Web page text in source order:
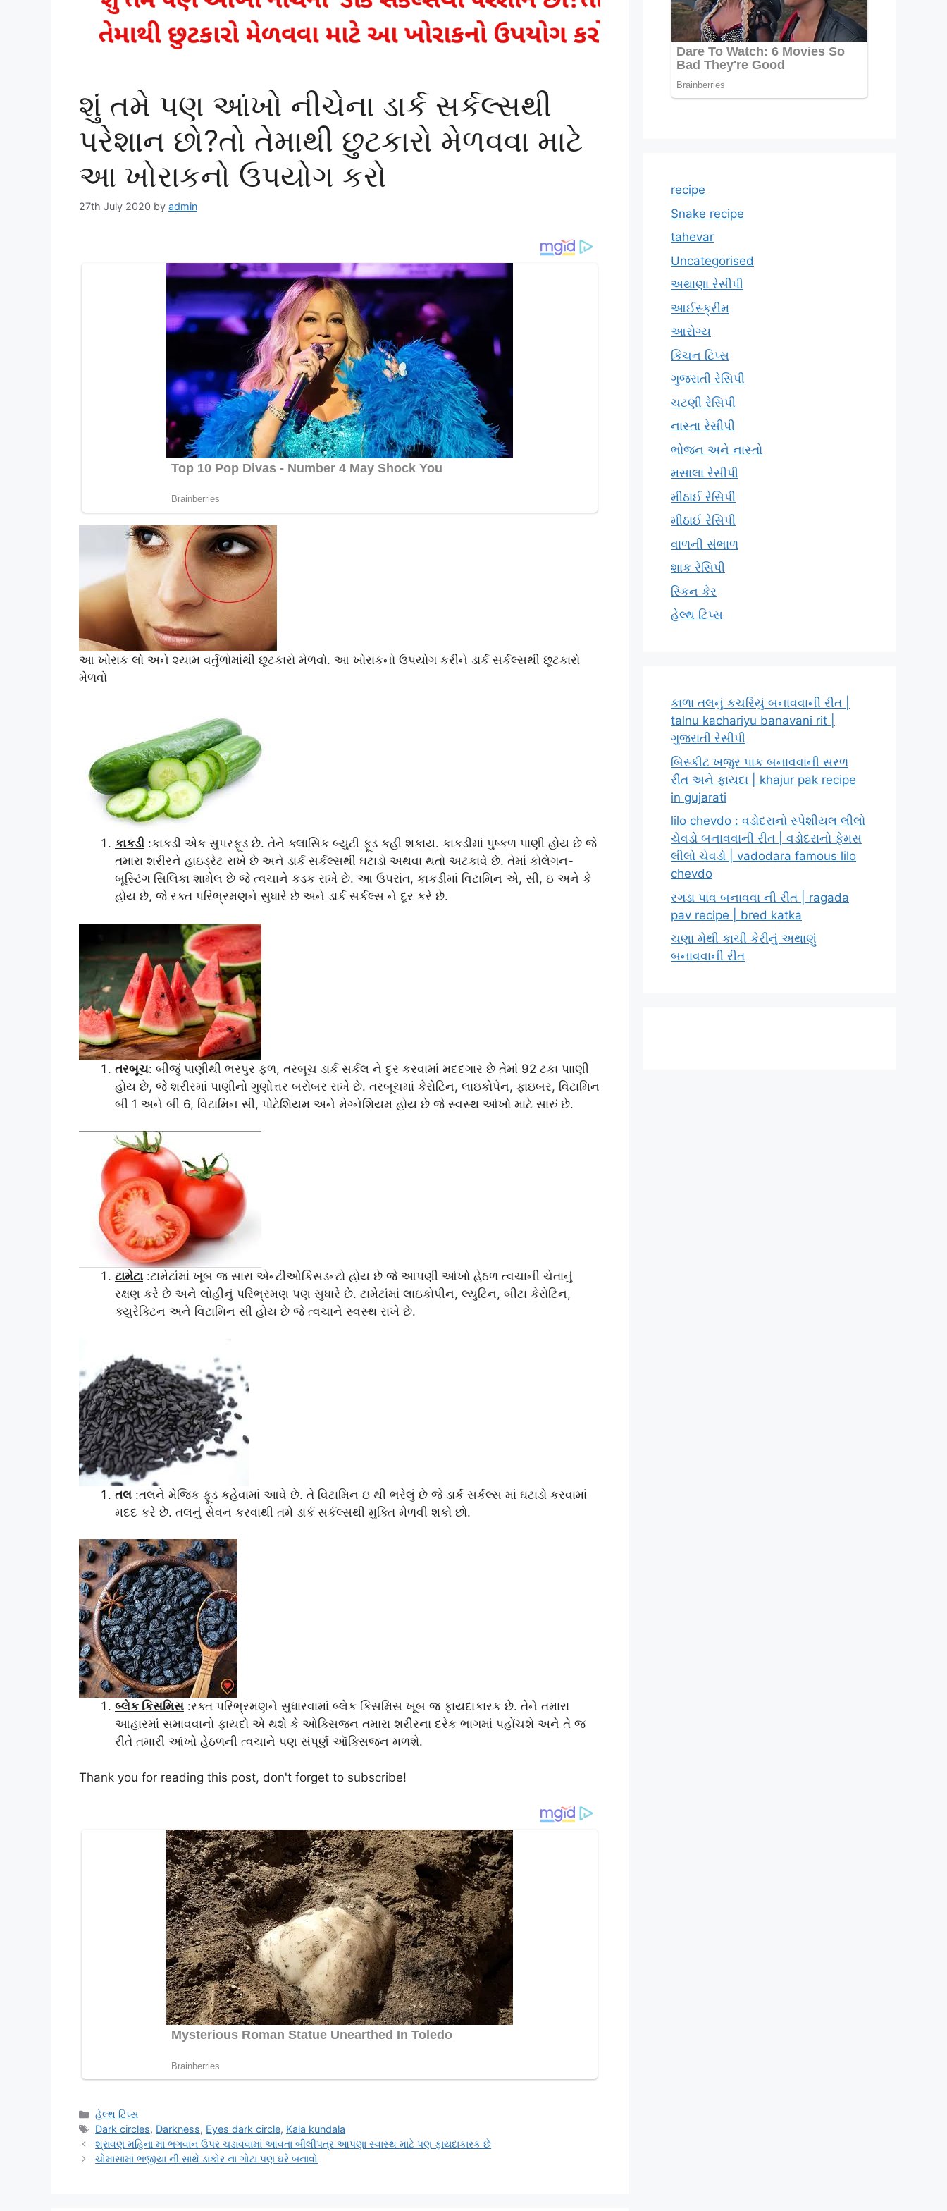
શું તમે પણ આંખો નીચેના ડાર્ક સર્કલ્સથી
પરેશાન છો?તો તેમાથી છુટકારો મેળવવા માટે
આ ખોરાકનો ઉપયોગ કરો
27th July 2020 by admin
આ ખોરાક લો અને શ્યામ વર્તુળોમાંથી છૂટકારો મેળવો. આ ખોરાકનો ઉપયોગ કરીને ડાર્ક સર્કલ્સથી છૂટકારો
મેળવો
કાકડી :કાકડી એક સુપરફૂડ છે. તેને ક્લાસિક બ્યુટી ફૂડ કહી શકાય. કાકડીમાં પુષ્કળ પાણી હોય છે જે
તમારા શરીરને હાઇડ્રેટ રાખે છે અને ડાર્ક સર્કલ્સથી ઘટાડો અથવા થતો અટકાવે છે. તેમાં કોલેગન-
બૂસ્ટિંગ સિલિકા શામેલ છે જે ત્વચાને કડક રાખે છે. આ ઉપરાંત, કાકડીમાં વિટામિન એ, સી, ઇ અને કે
હોય છે, જે રક્ત પરિભ્રમણને સુધારે છે અને ડાર્ક સર્કલ્સ ને દૂર કરે છે.
તરબૂચ: બીજું પાણીથી ભરપુર ફળ, તરબૂચ ડાર્ક સર્કલ ને દુર કરવામાં મદદગાર છે તેમાં 92 ટકા પાાણી
હોય છે, જે શરીરમાં પાણીનો ગુણોત્તર બરોબર રાખે છે. તરબૂચમાં કેરોટિન, લાઇકોપેન, ફાઇબર, વિટામિન
બી 1 અને બી 6, વિટામિન સી, પોટેશિયમ અને મેગ્નેશિયમ હોય છે જે સ્વસ્થ આંખો માટે સારું છે.
ટામેટા:ટામેટાંમાં ખૂબ જ સારા એન્ટીઓકિસડન્ટો હોય છે જે આપણી આંખો હેઠળ ત્વચાની ચેતાનું
રક્ષણ કરે છે અને લોહીનું પરિભ્રમણ પણ સુધારે છે. ટામેટાંમાં લાઇકોપીન, લ્યુટિન, બીટા કેરોટિન,
ક્યુરેક્ટિન અને વિટામિન સી હોય છે જે ત્વચાને સ્વસ્થ રાખે છે.
તલ :તલને મેજિક ફૂડ કહેવામાં આવે છે. તે વિટામિન ઇ થી ભરેલું છે જે ડાર્ક સર્કલ્સ માં ઘટાડો કરવામાં
મદદ કરે છે. તલનું સેવન કરવાથી તમે ડાર્ક સર્કલ્સથી મુક્તિ મેળવી શકો છો.
બ્લેક કિસમિસ :રક્ત પરિભ્રમણને સુધારવામાં બ્લેક કિસમિસ ખૂબ જ ફાયદાકારક છે. તેને તમારા
આહારમાં સમાવવાનો ફાયદો એ થશે કે ઓક્સિજન તમારા શરીરના દરેક ભાગમાં પહોંચશે અને તે જ
રીતે તમારી આંખો હેઠળની ત્વચાને પણ સંપૂર્ણ ઑક્સિજન મળશે.
Thank you for reading this post, don't forget to subscribe!
Categories
હેલ્થ ટિપ્સ
Tags
Dark circles, Darkness, Eyes dark circle, Kala kundala
શ્રાવણ મહિના માં ભગવાન ઉપર ચડાવવામાં આવતા બીલીપત્ર આપણા સ્વાસ્થ માટે પણ ફાયદાકારક છે
ચોમાસામાં ભજીયા ની સાથે ડાકોર ના ગોટા પણ ઘરે બનાવો
recipe
Snake recipe
tahevar
Uncategorised
અથાણા રેસીપી
આઈસ્ક્રીમ
આરોગ્ય
કિચન ટિપ્સ
ગુજરાતી રેસિપી
ચટણી રેસિપી
નાસ્તા રેસીપી
ભોજન અને નાસ્તો
મસાલા રેસીપી
મીઠાઈ રેસિપી
મીઠાઈ રેસિપી
વાળની સંભાળ
શાક રેસિપી
સ્કિન કેર
હેલ્થ ટિપ્સ
કાળા તલનું કચરિયું બનાવવાની રીત |
talnu kachariyu banavani rit |
ગુજરાતી રેસીપી
બિસ્કીટ ખજુર પાક બનાવવાની સરળ
રીત અને ફાયદા | khajur pak recipe
in gujarati
lilo chevdo : વડોદરાનો સ્પેશીયલ લીલો
ચેવડો બનાવવાની રીત | વડોદરાનો ફેમસ
લીલો ચેવડો | vadodara famous lilo
chevdo
રગડા પાવ બનાવવા ની રીત | ragada
pav recipe | bred katka
ચણા મેથી કાચી કેરીનું અથાણું
બનાવવાની રીત